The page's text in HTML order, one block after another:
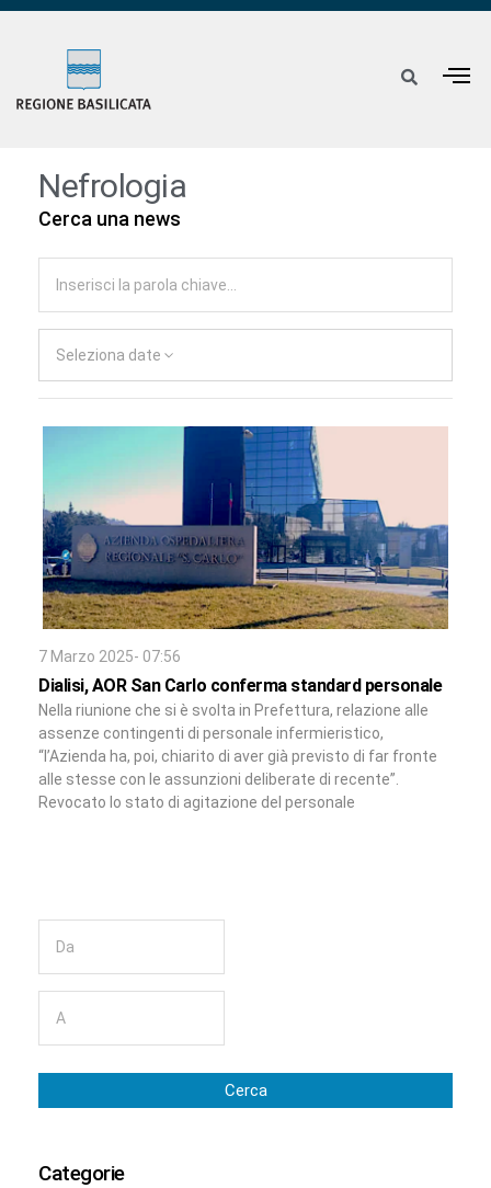
Nefrologia
Cerca una news
Seleziona date
7 Marzo 2025- 07:56
Dialisi, AOR San Carlo conferma standard personale
Nella riunione che si è svolta in Prefettura, relazione alle
assenze contingenti di personale infermieristico,
“l’Azienda ha, poi, chiarito di aver già previsto di far fronte
alle stesse con le assunzioni deliberate di recente”.
Revocato lo stato di agitazione del personale
Cerca
Categorie